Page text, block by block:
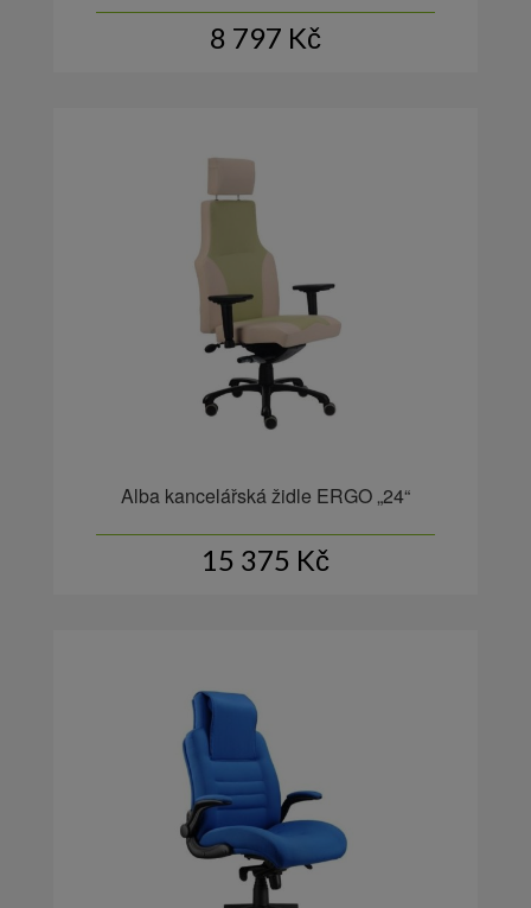
8 797 Kč
Alba kancelářská židle ERGO „24“
15 375 Kč